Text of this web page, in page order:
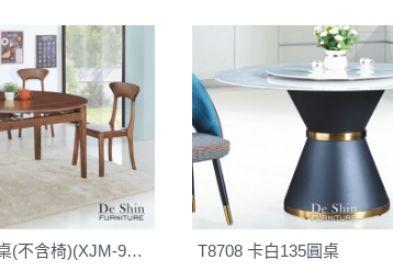
胡桃色實木圓折桌(不含椅)(XJM-9138H) T8708 卡白135圓桌